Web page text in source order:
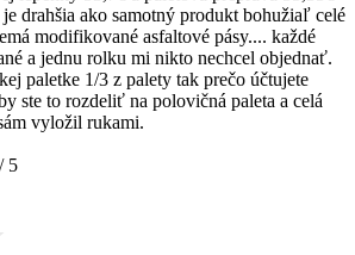
drahšia ako samotný produkt bohužiaľ celé
modifikované asfaltové pásy.... každé
a jednu rolku mi nikto nechcel objednať.
paletke 1/3 z palety tak prečo účtujete
ste to rozdeliť na polovičná paleta a celá
vyložil rukami.
/ 5